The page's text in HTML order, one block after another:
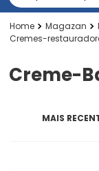
Magazan
Cremes-
Creme-
MAIS